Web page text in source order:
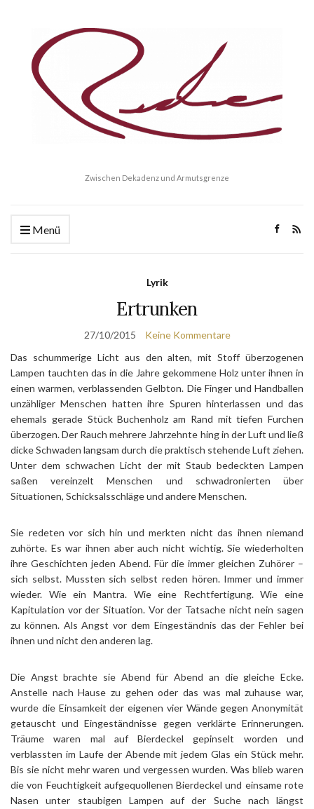
Zwischen Dekadenz und Armutsgrenze
Menü
Lyrik
Ertrunken
27/10/2015
Keine Kommentare
Das schummerige Licht aus den alten, mit Stoff überzogenen
Lampen tauchten das in die Jahre gekommene Holz unter ihnen in
einen warmen, verblassenden Gelbton. Die Finger und Handballen
unzähliger Menschen hatten ihre Spuren hinterlassen und das
ehemals gerade Stück Buchenholz am Rand mit tiefen Furchen
überzogen. Der Rauch mehrere Jahrzehnte hing in der Luft und ließ
dicke Schwaden langsam durch die praktisch stehende Luft ziehen.
Unter dem schwachen Licht der mit Staub bedeckten Lampen
saßen vereinzelt Menschen und schwadronierten über
Situationen, Schicksalsschläge und andere Menschen.
Sie redeten vor sich hin und merkten nicht das ihnen niemand
zuhörte. Es war ihnen aber auch nicht wichtig. Sie wiederholten
ihre Geschichten jeden Abend. Für die immer gleichen Zuhörer –
sich selbst. Mussten sich selbst reden hören. Immer und immer
wieder. Wie ein Mantra. Wie eine Rechtfertigung. Wie eine
Kapitulation vor der Situation. Vor der Tatsache nicht nein sagen
zu können. Als Angst vor dem Eingeständnis das der Fehler bei
ihnen und nicht den anderen lag.
Die Angst brachte sie Abend für Abend an die gleiche Ecke.
Anstelle nach Hause zu gehen oder das was mal zuhause war,
wurde die Einsamkeit der eigenen vier Wände gegen Anonymität
getauscht und Eingeständnisse gegen verklärte Erinnerungen.
Träume waren mal auf Bierdeckel gepinselt worden und
verblassten im Laufe der Abende mit jedem Glas ein Stück mehr.
Bis sie nicht mehr waren und vergessen wurden. Was blieb waren
die von Feuchtigkeit aufgequollenen Bierdeckel und einsame rote
Nasen unter staubigen Lampen auf der Suche nach längst